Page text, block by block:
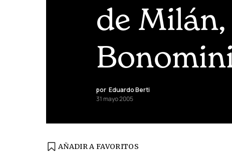
de
por Eduardo Berti
31 mayo 2005
AÑADIR A FAVORITOS